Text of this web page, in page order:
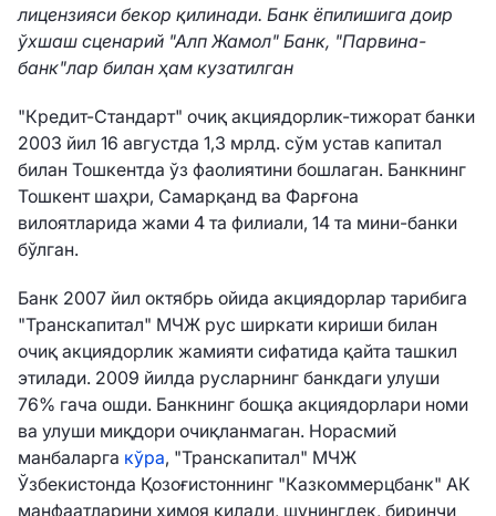
лицензияси бекор қилинади. Банк ёпилишига доир
ўхшаш сценарий "Алп Жамол" Банк, "Парвина-
банк"лар билан ҳам кузатилган
"Кредит-Стандарт" очиқ акциядорлик-тижорат банки
2003 йил 16 августда 1,3 мрлд. сўм устав капитал
билан Тошкентда ўз фаолиятини бошлаган. Банкнинг
Тошкент шаҳри, Самарқанд ва Фарғона
вилоятларида жами 4 та филиали, 14 та мини-банки
бўлган.
Банк 2007 йил октябрь ойида акциядорлар тарибига
"Транскапитал" МЧЖ рус ширкати кириши билан
очиқ акциядорлик жамияти сифатида қайта ташкил
этилади. 2009 йилда русларнинг банкдаги улуши
76% гача ошди. Банкнинг бошқа акциядорлари номи
ва улуши миқдори очиқланмаган. Норасмий
манбаларга кўра, "Транскапитал" МЧЖ
Ўзбекистонда Қозоғистоннинг "Казкоммерцбанк" АК
манфаатларини ҳимоя қилади, шунингдек, биринчи